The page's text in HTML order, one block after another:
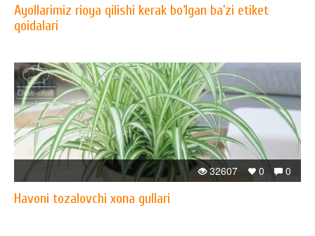
Ayollarimiz rioya qilishi kerak bo‘lgan ba’zi etiket
qoidalari
0
0
32607
Havoni tozalovchi xona gullari